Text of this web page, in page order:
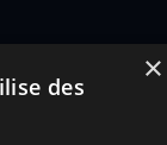
×
des